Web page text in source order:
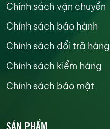
Chính sách vận chuyển
Chính sách bảo hành
Chính sách đổi trả hàng
Chính sách kiểm hàng
Chính sách bảo mật
SẢN PHẨM